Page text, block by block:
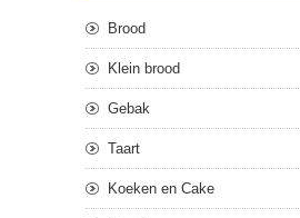
Brood
Klein brood
Gebak
Taart
Koeken en Cake